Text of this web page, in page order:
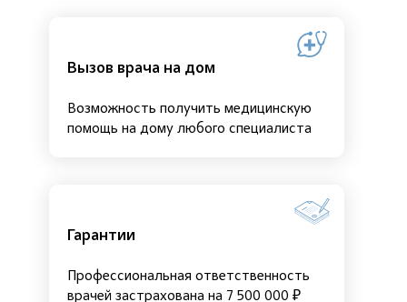
Вызов врача на дом
Возможность получить медицинскую
помощь на дому любого специалиста
Гарантии
Профессиональная ответственность
врачей застрахована на 7 500 000 ₽